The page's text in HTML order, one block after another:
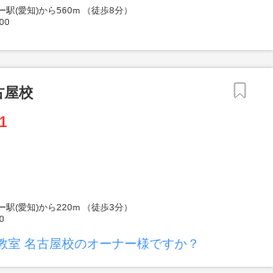
駅(愛知)から560m （徒歩8分）
屋校
駅(愛知)から220m （徒歩3分）
室 名古屋校のオーナー様ですか？